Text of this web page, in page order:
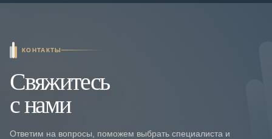
КОНТАКТЫ
Свяжитесь
с нами
Ответим на вопросы, поможем выбрать специалиста и